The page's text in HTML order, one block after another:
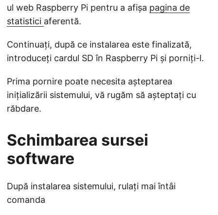
ul web Raspberry Pi pentru a afișa pagina de
statistici aferentă.
Continuați, după ce instalarea este finalizată,
introduceți cardul SD în Raspberry Pi și porniți-l.
Prima pornire poate necesita așteptarea
inițializării sistemului, vă rugăm să așteptați cu
răbdare.
Schimbarea sursei
software
După instalarea sistemului, rulați mai întâi
comanda